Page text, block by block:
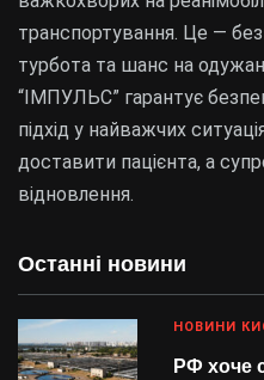
Останні новини
НОВИНИ
РФ хоче
транспортування. Це —
турбота та шанс на
“ІМПУЛЬС” гарантує
підхід у найважчих
доставити пацієнта, а
відновлення.